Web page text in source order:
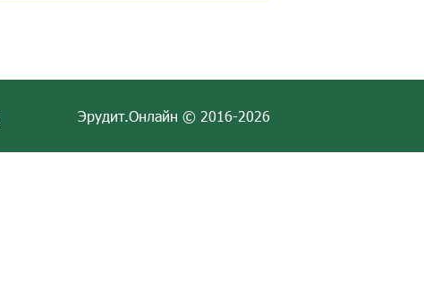
Эрудит.Онлайн © 2016-2026